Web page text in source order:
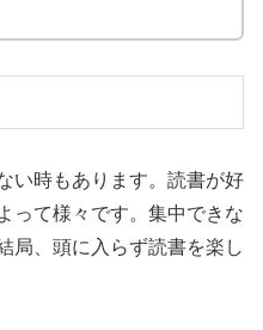
い時もあります。読書が好
って様々です。集中できな
局、頭に入らず読書を楽し